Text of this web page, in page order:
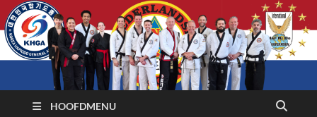
HOOFDMENU